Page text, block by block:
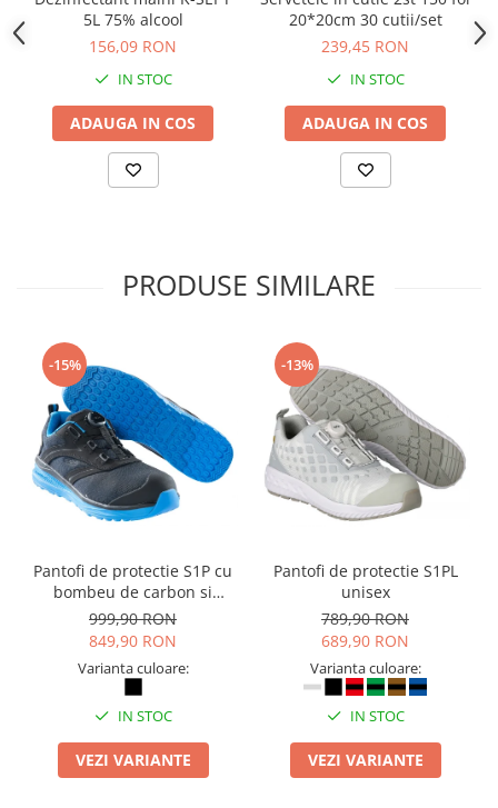
5L 75% alcool
156,09 RON
IN STOC
ADAUGA IN COS
20*20cm 30 cutii/set
239,45 RON
IN STOC
ADAUGA IN COS
PRODUSE SIMILARE
-15%
Pantofi de protectie S1P cu
bombeu de carbon si
inchidere BOAÂ® Fit
999,90 RON
849,90 RON
Varianta culoare:
IN STOC
VEZI VARIANTE
-13%
Pantofi de protectie S1PL
unisex
789,90 RON
689,90 RON
Varianta culoare:
IN STOC
VEZI VARIANTE